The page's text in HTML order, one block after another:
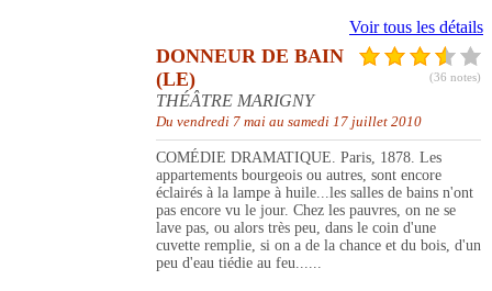
Voir tous les détails
(36 notes)
DONNEUR DE BAIN
(LE)
THÉÂTRE MARIGNY
Du vendredi 7 mai au samedi 17 juillet 2010
COMÉDIE DRAMATIQUE. Paris, 1878. Les
appartements bourgeois ou autres, sont encore
éclairés à la lampe à huile...les salles de bains n'ont
pas encore vu le jour. Chez les pauvres, on ne se
lave pas, ou alors très peu, dans le coin d'une
cuvette remplie, si on a de la chance et du bois, d'un
peu d'eau tiédie au feu......